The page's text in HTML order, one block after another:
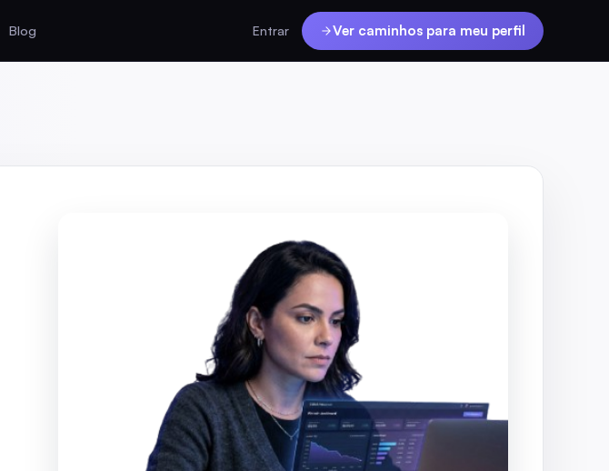
Blog Entrar Ver caminhos para meu perfil